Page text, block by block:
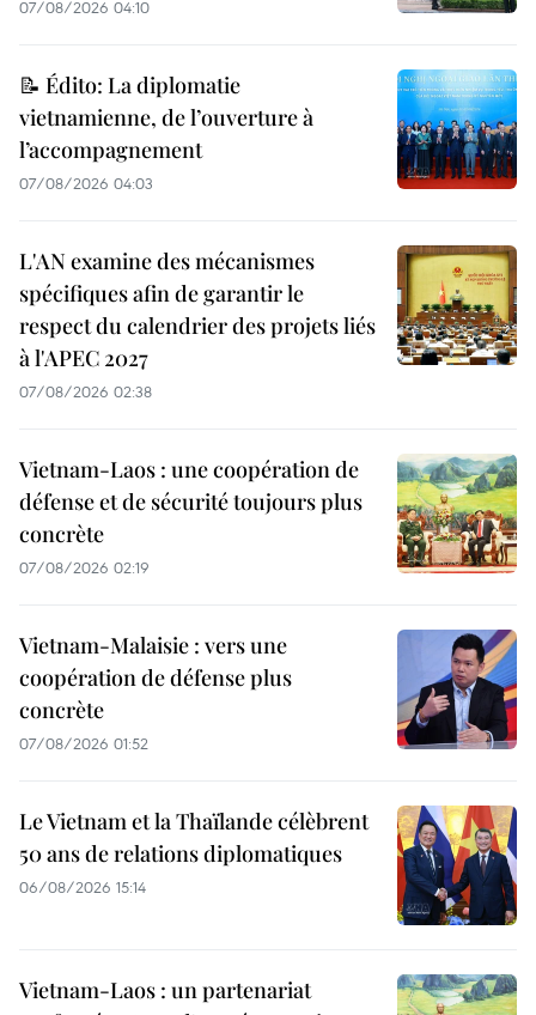
07/08/2026 04:10
📝 Édito: La diplomatie
vietnamienne, de l’ouverture à
l’accompagnement
07/08/2026 04:03
L'AN examine des mécanismes
spécifiques afin de garantir le
respect du calendrier des projets liés
à l'APEC 2027
07/08/2026 02:38
Vietnam-Laos : une coopération de
défense et de sécurité toujours plus
concrète
07/08/2026 02:19
Vietnam-Malaisie : vers une
coopération de défense plus
concrète
07/08/2026 01:52
Le Vietnam et la Thaïlande célèbrent
50 ans de relations diplomatiques
06/08/2026 15:14
Vietnam-Laos : un partenariat